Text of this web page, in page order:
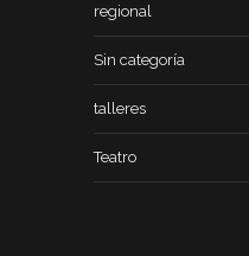
regional
Sin categoría
talleres
Teatro